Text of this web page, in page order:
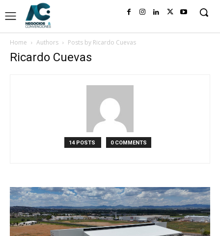
Home Authors Posts by Ricardo Cuevas
Ricardo Cuevas
14 POSTS 0 COMMENTS